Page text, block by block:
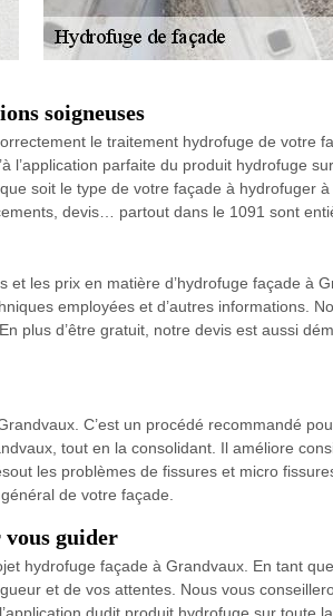
soigneuses
le traitement hydrofuge de votre
parfaite du produit hydrofuge
soit le type de votre façade à hydrofuger
devis… partout dans le 1091 sont
les prix en matière d’hydrofuge façade à
employées et d’autres informations.
plus d’être gratuit, notre devis est aussi
C’est un procédé recommandé
tout en la consolidant. Il améliore
les problèmes de fissures et micro
de votre façade.
guider
hydrofuge façade à Grandvaux. En tant
et de vos attentes. Nous vous
dudit produit hydrofuge sur toute